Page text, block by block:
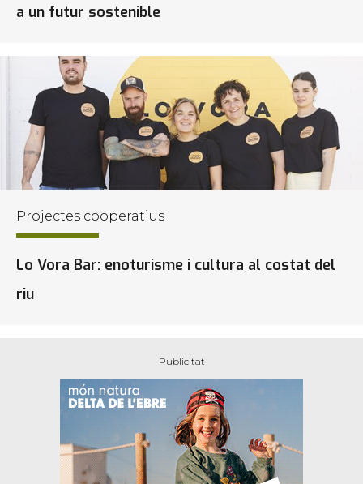
a un futur sostenible
Projectes cooperatius
Lo Vora Bar: enoturisme i cultura al costat del
riu